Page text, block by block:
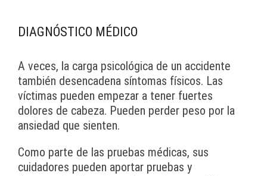
DIAGNÓSTICO MÉDICO
A veces, la carga psicológica de un accidente
también desencadena síntomas físicos. Las
víctimas pueden empezar a tener fuertes
dolores de cabeza. Pueden perder peso por la
ansiedad que sienten.
Como parte de las pruebas médicas, sus
cuidadores pueden aportar pruebas y